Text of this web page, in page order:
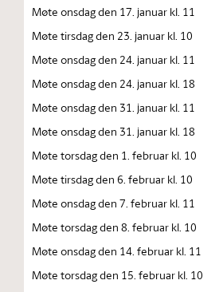
Møte onsdag den 17. januar kl. 11
Møte tirsdag den 23. januar kl. 10
Møte onsdag den 24. januar kl. 11
Møte onsdag den 24. januar kl. 18
Møte onsdag den 31. januar kl. 11
Møte onsdag den 31. januar kl. 18
Møte torsdag den 1. februar kl. 10
Møte tirsdag den 6. februar kl. 10
Møte onsdag den 7. februar kl. 11
Møte torsdag den 8. februar kl. 10
Møte onsdag den 14. februar kl. 11
Møte torsdag den 15. februar kl. 10